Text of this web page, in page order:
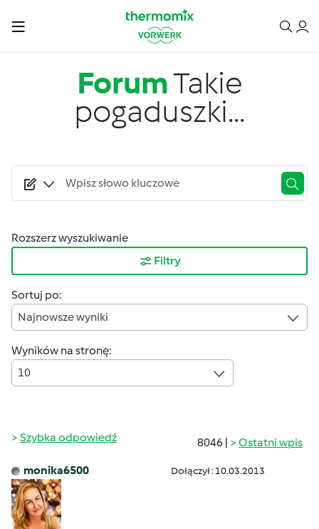
ForumTakie
pogaduszki...
Rozszerz wyszukiwanie
Filtry
Sortuj po:
Najnowsze wyniki
Wyników na stronę:
10
8046 | Ostatni wpis
Szybka odpowiedź
monika6500 Dołączył : 10.03.2013